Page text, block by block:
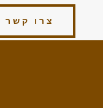
צרו קשר